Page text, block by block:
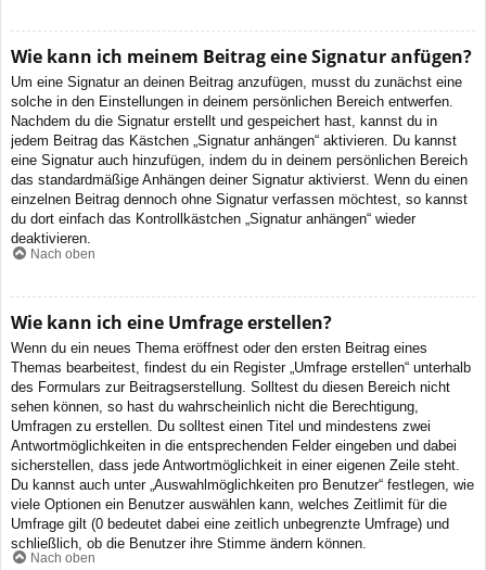
Wie kann ich meinem Beitrag eine Signatur anfügen?
Um eine Signatur an deinen Beitrag anzufügen, musst du zunächst eine
solche in den Einstellungen in deinem persönlichen Bereich entwerfen.
Nachdem du die Signatur erstellt und gespeichert hast, kannst du in
jedem Beitrag das Kästchen „Signatur anhängen“ aktivieren. Du kannst
eine Signatur auch hinzufügen, indem du in deinem persönlichen Bereich
das standardmäßige Anhängen deiner Signatur aktivierst. Wenn du einen
einzelnen Beitrag dennoch ohne Signatur verfassen möchtest, so kannst
du dort einfach das Kontrollkästchen „Signatur anhängen“ wieder
deaktivieren.
Nach oben
Wie kann ich eine Umfrage erstellen?
Wenn du ein neues Thema eröffnest oder den ersten Beitrag eines
Themas bearbeitest, findest du ein Register „Umfrage erstellen“ unterhalb
des Formulars zur Beitragserstellung. Solltest du diesen Bereich nicht
sehen können, so hast du wahrscheinlich nicht die Berechtigung,
Umfragen zu erstellen. Du solltest einen Titel und mindestens zwei
Antwortmöglichkeiten in die entsprechenden Felder eingeben und dabei
sicherstellen, dass jede Antwortmöglichkeit in einer eigenen Zeile steht.
Du kannst auch unter „Auswahlmöglichkeiten pro Benutzer“ festlegen, wie
viele Optionen ein Benutzer auswählen kann, welches Zeitlimit für die
Umfrage gilt (0 bedeutet dabei eine zeitlich unbegrenzte Umfrage) und
schließlich, ob die Benutzer ihre Stimme ändern können.
Nach oben